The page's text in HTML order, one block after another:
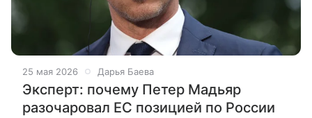
25 мая 2026 Дарья Баева
Эксперт: почему Петер Мадьяр
разочаровал ЕС позицией по России